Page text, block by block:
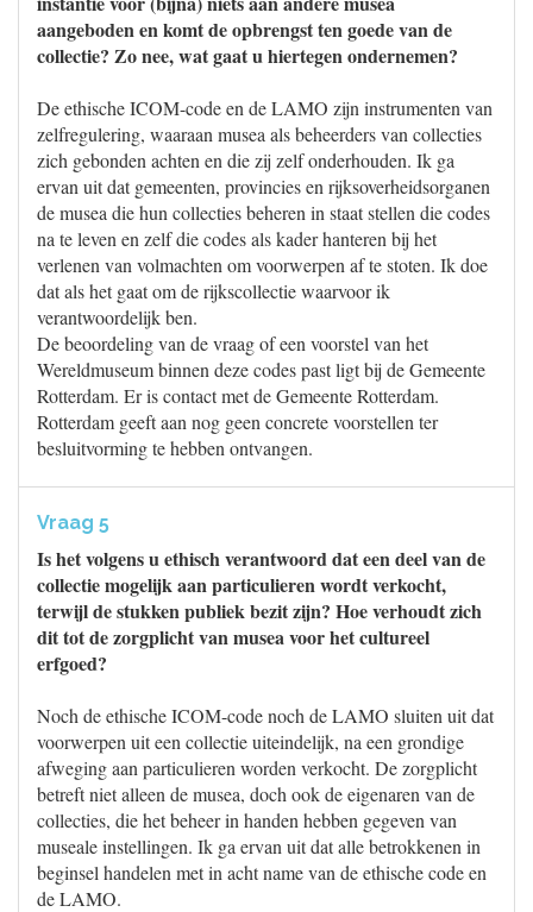
aangeboden en komt de opbrengst ten goede van de
collectie? Zo nee, wat gaat u hiertegen ondernemen?
De ethische ICOM-code en de LAMO zijn instrumenten van
zelfregulering, waaraan musea als beheerders van collecties
zich gebonden achten en die zij zelf onderhouden. Ik ga
ervan uit dat gemeenten, provincies en rijksoverheidsorganen
de musea die hun collecties beheren in staat stellen die codes
na te leven en zelf die codes als kader hanteren bij het
verlenen van volmachten om voorwerpen af te stoten. Ik doe
dat als het gaat om de rijkscollectie waarvoor ik
verantwoordelijk ben.
De beoordeling van de vraag of een voorstel van het
Wereldmuseum binnen deze codes past ligt bij de Gemeente
Rotterdam. Er is contact met de Gemeente Rotterdam.
Rotterdam geeft aan nog geen concrete voorstellen ter
besluitvorming te hebben ontvangen.
Vraag 5
Is het volgens u ethisch verantwoord dat een deel van de
collectie mogelijk aan particulieren wordt verkocht,
terwijl de stukken publiek bezit zijn? Hoe verhoudt zich
dit tot de zorgplicht van musea voor het cultureel
erfgoed?
Noch de ethische ICOM-code noch de LAMO sluiten uit dat
voorwerpen uit een collectie uiteindelijk, na een grondige
afweging aan particulieren worden verkocht. De zorgplicht
betreft niet alleen de musea, doch ook de eigenaren van de
collecties, die het beheer in handen hebben gegeven van
museale instellingen. Ik ga ervan uit dat alle betrokkenen in
beginsel handelen met in acht name van de ethische code en
de LAMO.